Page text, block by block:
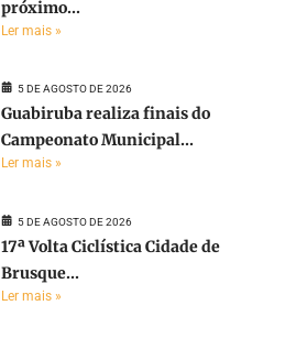
próximo...
Ler mais »
5 DE AGOSTO DE 2026
Guabiruba realiza finais do
Campeonato Municipal...
Ler mais »
5 DE AGOSTO DE 2026
17ª Volta Ciclística Cidade de
Brusque...
Ler mais »